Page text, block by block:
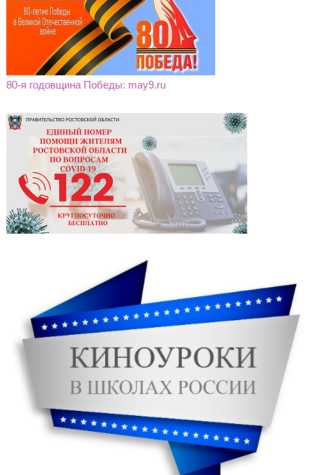
80-я годовщина Победы: may9.ru